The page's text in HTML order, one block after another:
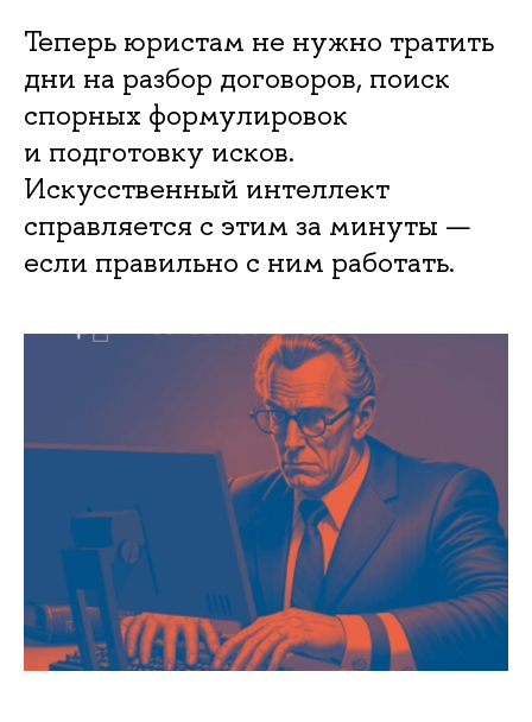
Теперь юристам не нужно тратить
дни на разбор договоров, поиск
спорных формулировок
и подготовку исков.
Искусственный интеллект
справляется с этим за минуты —
если правильно с ним работать.